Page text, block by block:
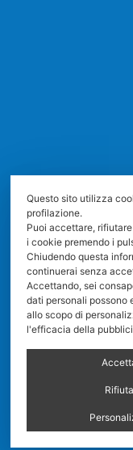
Ufficio
I
dal Lunedi
© 2025 Spasciani |
Questo sito utilizza
profilazione.
Puoi accettare,
i cookie premendo i
Chiudendo questa
continuerai senza
Accettando, sei
dati personali possono
allo scopo di
l'efficacia della
Rifiuta